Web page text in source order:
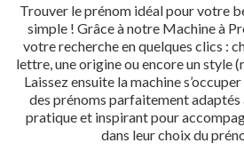
Trouver le prénom idéal pour votre
simple ! Grâce à notre Machine à
votre recherche en quelques clics :
lettre, une origine ou encore un style
Laissez ensuite la machine
des prénoms parfaitement adaptés
pratique et inspirant pour
dans leur choix du